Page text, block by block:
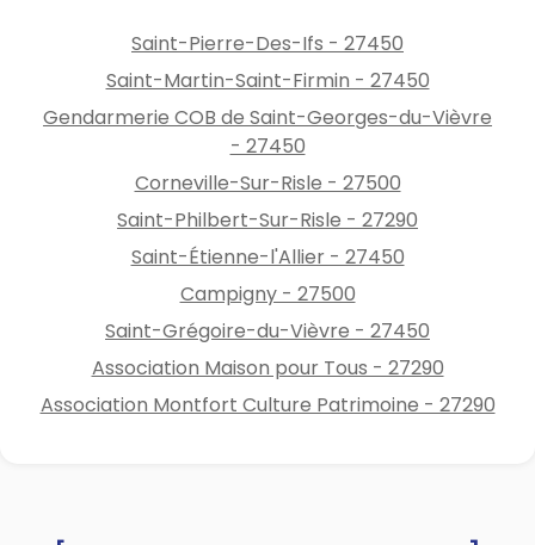
Saint-Pierre-Des-Ifs - 27450
Saint-Martin-Saint-Firmin - 27450
Gendarmerie COB de Saint-Georges-du-Vièvre
- 27450
Corneville-Sur-Risle - 27500
Saint-Philbert-Sur-Risle - 27290
Saint-Étienne-l'Allier - 27450
Campigny - 27500
Saint-Grégoire-du-Vièvre - 27450
Association Maison pour Tous - 27290
Association Montfort Culture Patrimoine - 27290